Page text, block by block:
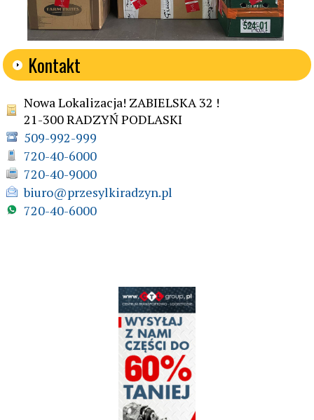
Kontakt
Nowa Lokalizacja! ZABIELSKA 32 !
21-300 RADZYŃ PODLASKI
509-992-999
720-40-6000
720-40-9000
biuro@przesylkiradzyn.pl
720-40-6000